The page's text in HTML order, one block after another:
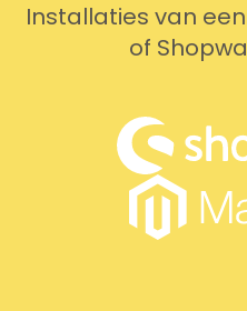
Installaties van
of